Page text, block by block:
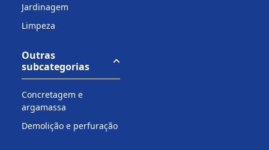
Jardinagem
Limpeza
Outras
subcategorias
Concretagem e
argamassa
Demolição e perfuração